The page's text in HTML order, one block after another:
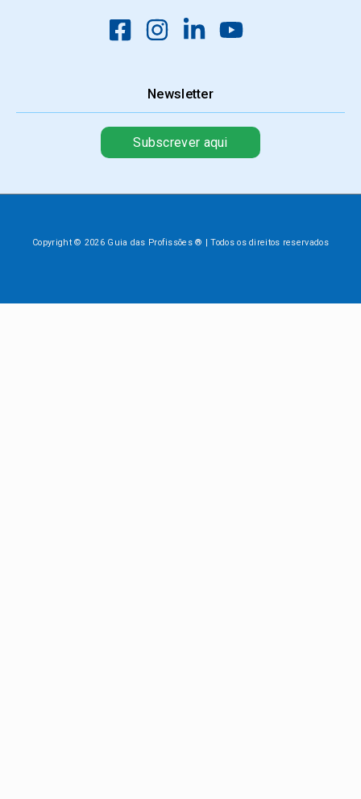
Newsletter
Subscrever aqui
Copyright © 2026 Guia das Profissões ® | Todos os direitos reservados